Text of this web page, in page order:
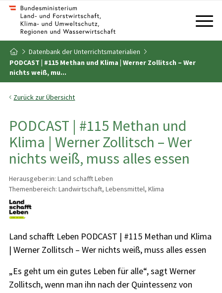
Zum Inhalt
Zum Inhaltsverzeichnis
Zur Startseite
Datenbank der Unterrichtsmaterialien
PODCAST | #115 Methan und Klima | Werner Zollitsch – Wer
nichts weiß, mu...
Zurück zur Übersicht
PODCAST | #115 Methan und
Klima | Werner Zollitsch – Wer
nichts weiß, muss alles essen
Herausgeber:in: Land schafft Leben
Themenbereich: Landwirtschaft, Lebensmittel, Klima
Land schafft Leben PODCAST | #115 Methan und Klima
| Werner Zollitsch – Wer nichts weiß, muss alles essen
„Es geht um ein gutes Leben für alle“, sagt Werner
Zollitsch, wenn man ihn nach der Quintessenz von